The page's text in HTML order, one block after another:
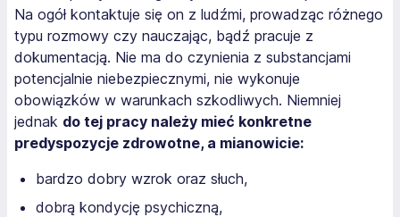
Na ogół kontaktuje się on z ludźmi, prowadząc różnego
typu rozmowy czy nauczając, bądź pracuje z
dokumentacją. Nie ma do czynienia z substancjami
potencjalnie niebezpiecznymi, nie wykonuje
obowiązków w warunkach szkodliwych. Niemniej
jednak do tej pracy należy mieć konkretne
predyspozycje zdrowotne, a mianowicie:
bardzo dobry wzrok oraz słuch,
dobrą kondycję psychiczną,